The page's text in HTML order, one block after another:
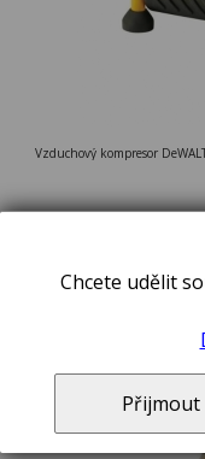
Vzduchový kompresor
Chcete udělit
Přijmout